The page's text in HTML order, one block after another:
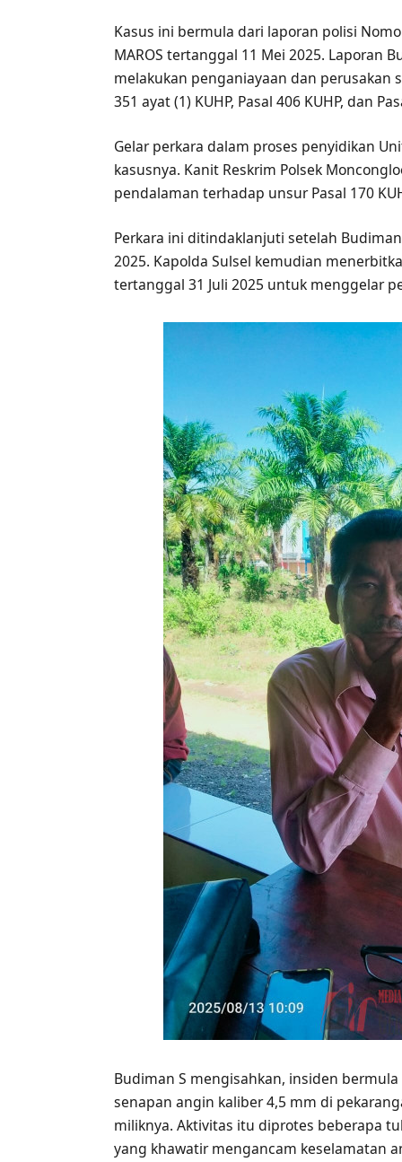
Kasus ini bermula dari laporan polisi
MAROS tertanggal 11 Mei 2025. Laporan
melakukan penganiayaan dan perusakan
351 ayat (1) KUHP, Pasal 406 KUHP, dan
Gelar perkara dalam proses penyidikan
kasusnya. Kanit Reskrim Polsek
pendalaman terhadap unsur Pasal 170
Perkara ini ditindaklanjuti setelah
2025. Kapolda Sulsel kemudian
tertanggal 31 Juli 2025 untuk menggelar
Budiman S mengisahkan, insiden
senapan angin kaliber 4,5 mm di
miliknya. Aktivitas itu diprotes beberapa
yang khawatir mengancam keselamatan